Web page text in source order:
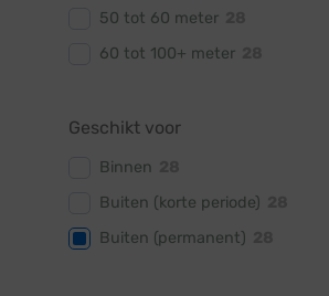
50 tot 60 meter
60 tot 100+ meter
Geschikt voor
Binnen
Buiten (korte periode)
Buiten (permanent)